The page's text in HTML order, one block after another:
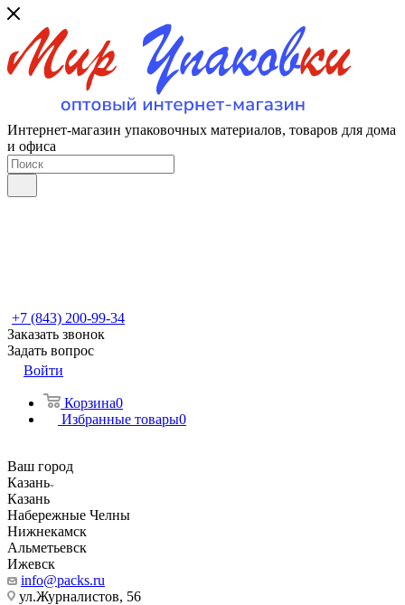
Интернет-магазин упаковочных материалов, товаров для дома
и офиса
+7 (843) 200-99-34
Заказать звонок
Задать вопрос
Войти
Корзина0
Избранные товары0
Ваш город
Казань
Казань
Набережные Челны
Нижнекамск
Альметьевск
Ижевск
info@packs.ru
ул.Журналистов, 56